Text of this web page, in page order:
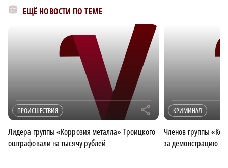
ЕЩЁ НОВОСТИ ПО ТЕМЕ
ПРОИСШЕСТВИЯ r
Лидера группы «Коррозия металла» Троицкого
оштрафовали на тысячу рублей
КРИМИНАЛ
Членов группы
за демонстрацию